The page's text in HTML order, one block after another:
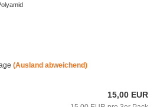
(Ausland abweichend)
15,00 EUR